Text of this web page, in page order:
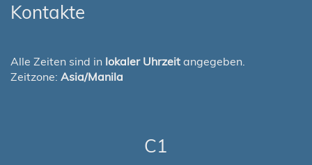
Kontakte
Alle Zeiten sind in lokaler Uhrzeit angegeben.
Zeitzone: Asia/Manila
C1